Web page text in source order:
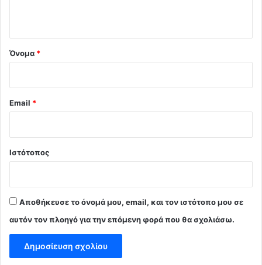
Όνομα *
Email *
Ιστότοπος
Αποθήκευσε το όνομά μου, email, και τον ιστότοπο μου σε
αυτόν τον πλοηγό για την επόμενη φορά που θα σχολιάσω.